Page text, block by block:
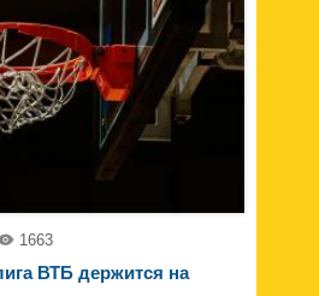
1663
ВТБ держится на